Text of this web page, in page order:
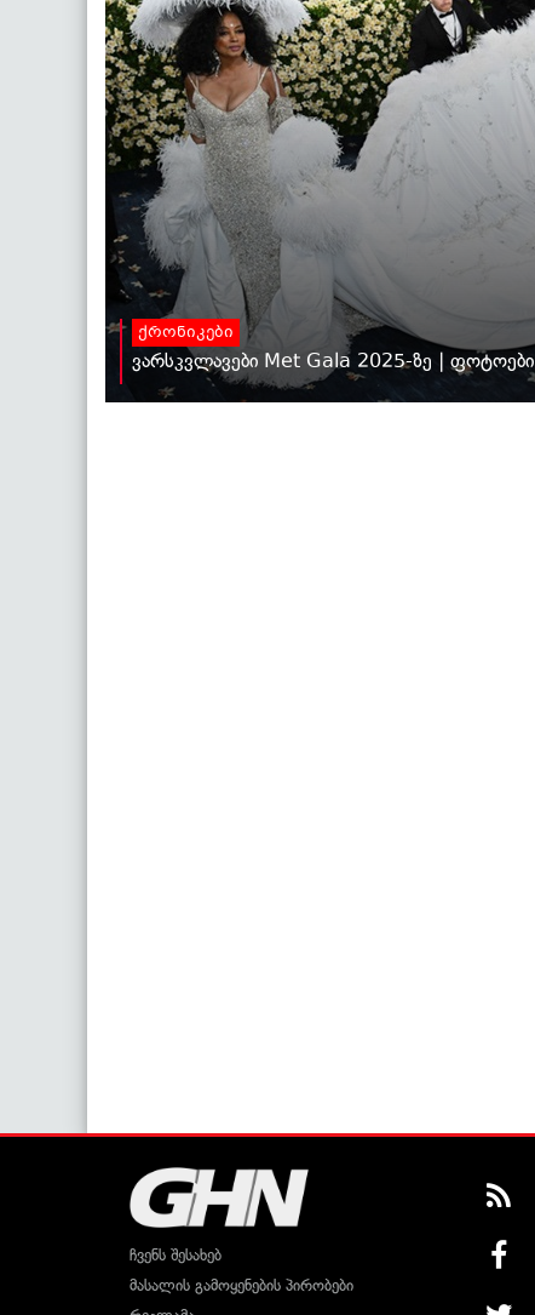
ქრონიკები
ვარსკვლავები Met Gala 2025-ზე | ფოტოები
ჩვენს შესახებ
მასალის გამოყენების პირობები